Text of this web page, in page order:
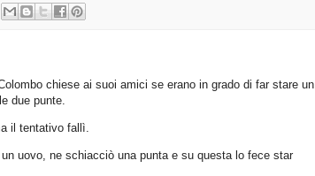
chiese ai suoi amici se erano in grado di far stare un
due punte.
il tentativo fallì.
uovo, ne schiacciò una punta e su questa lo fece star